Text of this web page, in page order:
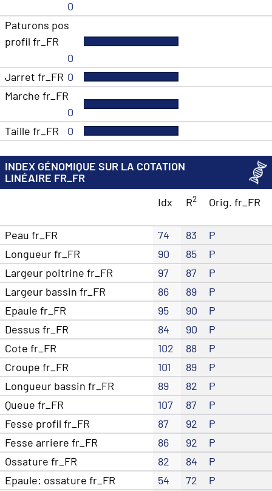
0
Paturons pos
profil fr_FR
0
Jarret fr_FR 0
Marche fr_FR
0
Taille fr_FR
0
INDEX GÉNOMIQUE SUR LA COTATION
LINÉAIRE FR_FR
Idx
R2 Orig. fr_FR
Peau fr_FR 74 83
P
Longueur fr_FR
90 85
P
Largeur poitrine fr_FR
97 87
P
Largeur bassin fr_FR
86 89
P
Epaule fr_FR
95 90
P
Dessus fr_FR
84 90
P
Cote fr_FR
102 88
P
Croupe fr_FR
101 89
P
Longueur bassin fr_FR
89 82
P
Queue fr_FR
107 87
P
Fesse profil fr_FR
87 92
P
Fesse arriere fr_FR
86 92
P
Ossature fr_FR
82 84
P
Epaule: ossature fr_FR
54 72
P